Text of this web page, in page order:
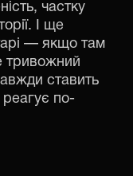
частку
І ще
— якщо там
тривожний
ставить
реагує по-